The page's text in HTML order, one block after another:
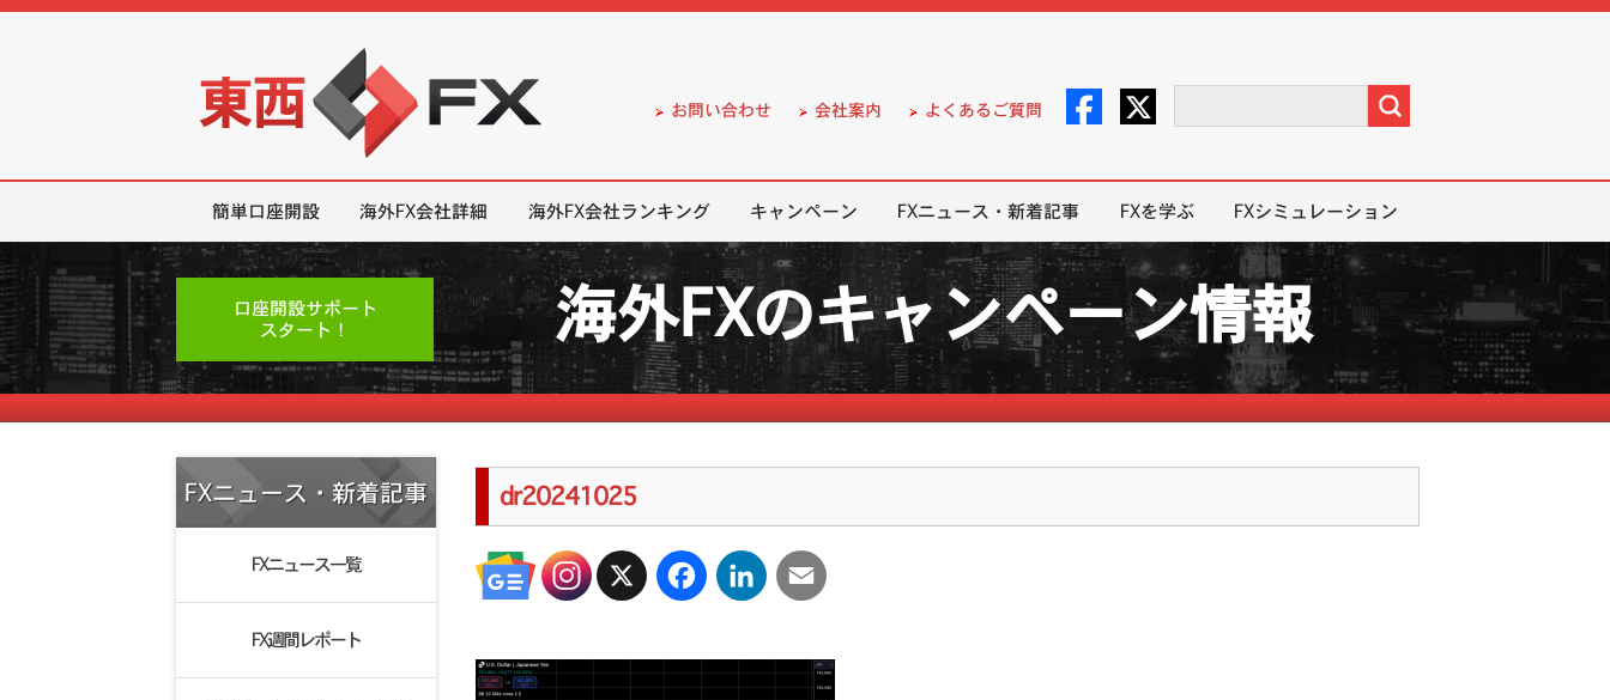
お問い合わせ 会社案内 よくあるご質問
簡単口座開設 海外FX会社詳細 海外FX会社ランキング キャンペーン FXニュース・新着記事 FXを学ぶ FXシミュレーション
口座開設サポート
スタート！
海外FXのキャンペーン情報
FXニュース・新着記事
FXニュース一覧
FX週間レポート
dr20241025